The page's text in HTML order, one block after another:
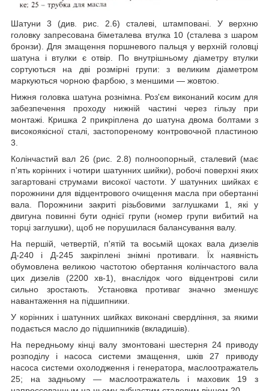
Шатуни 3 (див. рис. 2.6) сталеві, штамповані. У верхню
головку запресована біметалева втулка 10 (сталева з шаром
бронзи). Для змащення поршневого пальця у верхній головці
шатуна і втулки є отвір. По внутрішньому діаметру втулки
сортуються на дві розмірні групи: з великим діаметром
маркуються чорною фарбою, з меншими ― жовтою.
Нижня головка шатуна рознімна. Роз'єм виконаний косим для
забезпечення проходу нижній частині через гільзу при
монтажі. Кришка 2 прикріплена до шатуна двома болтами з
високоякісної сталі, застопореному контровочной пластиною
3.
Колінчастий вал 26 (рис. 2.8) полноопорный, сталевий (має
п'ять корінних і чотири шатунних шийки), робочі поверхні яких
загартовані струмами високої частоти. У шатунних шийках є
порожнини для відцентрового очищення масла при обертанні
вала. Порожнини закриті різьбовими заглушками 1, які у
двигуна повинні бути однієї групи (номер групи вибитий на
торці заглушки), щоб не порушилася балансування валу.
На першій, четвертій, п'ятій та восьмій щоках вала дизелів
Д-240 і Д-245 закріплені знімні противаги. Їх наявність
обумовлена великою частотою обертання колінчастого вала
цих дизелів (2200 хв-1), внаслідок чого відцентрові сили
сильно зростають. Установка противаг значно зменшує
навантаження на підшипники.
У корінних і шатунних шийках виконані свердління, за якими
подається масло до підшипників (вкладишів).
На передньому кінці валу змонтовані шестерня 24 приводу
розподілу і насоса системи змащення, шків 27 приводу
насоса системи охолодження і генератора, маслоотражатель
25; на задньому ― маслоотражатель і маховик 19 з